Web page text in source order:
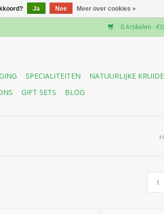
0 Artikelen -
SPECIALITEITEN
NATUURLIJKE
GIFT SETS BLOG
Ja Nee Meer over cookies »